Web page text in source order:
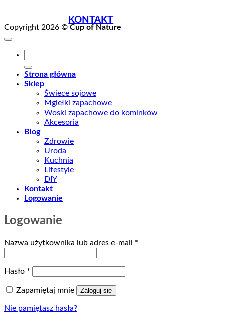
KONTAKT
Copyright 2026 © Cup of Nature
Strona główna
Sklep
Świece sojowe
Mgiełki zapachowe
Woski zapachowe do kominków
Akcesoria
Blog
Zdrowie
Uroda
Kuchnia
Lifestyle
DIY
Kontakt
Logowanie
Logowanie
Nazwa użytkownika lub adres e-mail *
Hasło *
Zapamiętaj mnie Zaloguj się
Nie pamiętasz hasła?